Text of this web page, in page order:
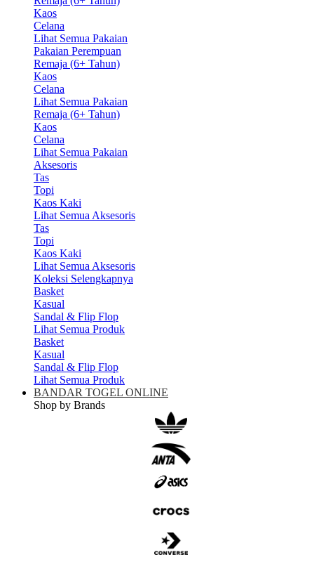
Kaos
Celana
Lihat Semua Pakaian
Pakaian Perempuan
Remaja (6+ Tahun)
Kaos
Celana
Lihat Semua Pakaian
Remaja (6+ Tahun)
Kaos
Celana
Lihat Semua Pakaian
Aksesoris
Tas
Topi
Kaos Kaki
Lihat Semua Aksesoris
Tas
Topi
Kaos Kaki
Lihat Semua Aksesoris
Koleksi Selengkapnya
Basket
Kasual
Sandal & Flip Flop
Lihat Semua Produk
Basket
Kasual
Sandal & Flip Flop
Lihat Semua Produk
BANDAR TOGEL ONLINE
Shop by Brands